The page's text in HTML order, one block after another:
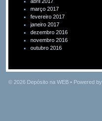
março 2017
fevereiro 2017
janeiro 2017
dezembro 2016
novembro 2016
outubro 2016
© 2026 Depósito na WEB • Powered by